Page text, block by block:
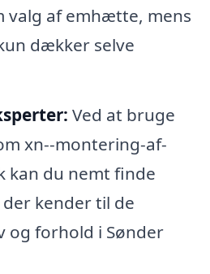
valg af emhætte, mens
dækker selve
Ved at bruge
xn--montering-af-
kan du nemt finde
kender til de
og forhold i Sønder